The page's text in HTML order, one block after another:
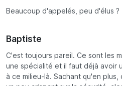
Beaucoup d'appelés, peu d'élus ?
Baptiste
C'est toujours pareil. Ce sont les
une spécialité et il faut déjà avoir
à ce milieu-là. Sachant qu'en